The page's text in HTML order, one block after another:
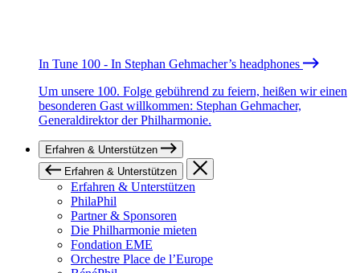
In Tune 100 - In Stephan Gehmacher’s headphones
Um unsere 100. Folge gebührend zu feiern, heißen wir einen
besonderen Gast willkommen: Stephan Gehmacher,
Generaldirektor der Philharmonie.
Erfahren & Unterstützen
Erfahren & Unterstützen
Erfahren & Unterstützen
PhilaPhil
Partner & Sponsoren
Die Philharmonie mieten
Fondation EME
Orchestre Place de l’Europe